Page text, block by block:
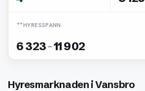
HYRESSPANN
6 323-11 902
Hyresmarknaden i Vansbro